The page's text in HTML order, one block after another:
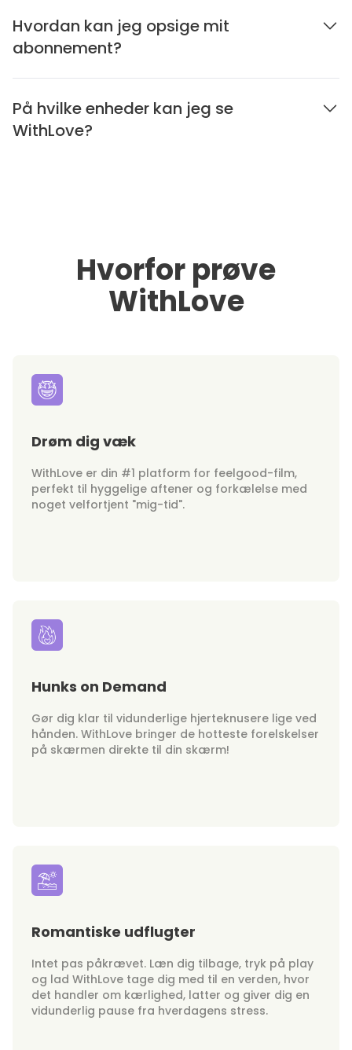
Hvordan kan jeg opsige mit
abonnement?
På hvilke enheder kan jeg se
WithLove?
Hvorfor prøve
WithLove
Drøm dig væk
WithLove er din #1 platform for feelgood-film,
perfekt til hyggelige aftener og forkælelse med
noget velfortjent "mig-tid".
Hunks on Demand
Gør dig klar til vidunderlige hjerteknusere lige ved
hånden. WithLove bringer de hotteste forelskelser
på skærmen direkte til din skærm!
Romantiske udflugter
Intet pas påkrævet. Læn dig tilbage, tryk på play
og lad WithLove tage dig med til en verden, hvor
det handler om kærlighed, latter og giver dig en
vidunderlig pause fra hverdagens stress.